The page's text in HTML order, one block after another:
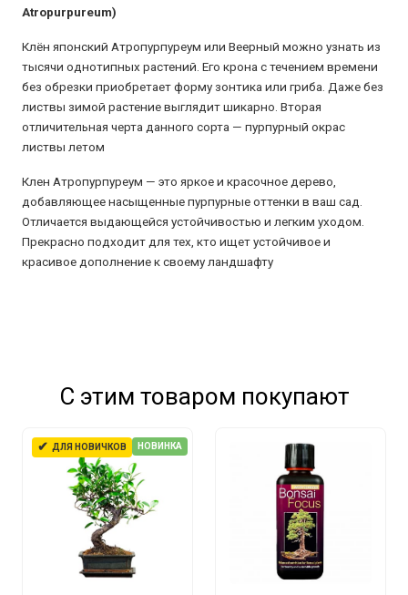
Atropurpureum)
Клён японский Атропурпуреум или Веерный можно узнать из
тысячи однотипных растений. Его крона с течением времени
без обрезки приобретает форму зонтика или гриба. Даже без
листвы зимой растение выглядит шикарно. Вторая
отличительная черта данного сорта — пурпурный окрас
листвы летом
Клен Атропурпуреум — это яркое и красочное дерево,
добавляющее насыщенные пурпурные оттенки в ваш сад.
Отличается выдающейся устойчивостью и легким уходом.
Прекрасно подходит для тех, кто ищет устойчивое и
красивое дополнение к своему ландшафту
С этим товаром покупают
✔ ДЛЯ НОВИЧКОВ НОВИНКА